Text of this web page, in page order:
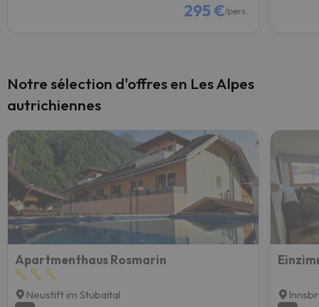
295 €/pers.
Notre sélection d'offres en Les Alpes
autrichiennes
Apartmenthaus Rosmarin
Neustift im Stubaital